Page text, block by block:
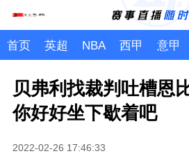
首页 英超 NBA 西甲 意甲
贝弗利找裁判吐槽恩
你好好坐下歇着吧
2022-02-26 17:46:33